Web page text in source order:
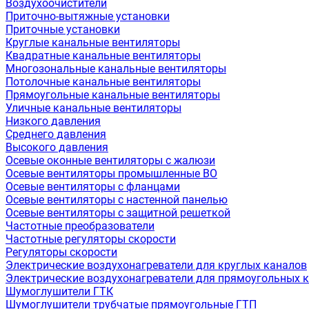
Воздухоочистители
Приточно-вытяжные установки
Приточные установки
Круглые канальные вентиляторы
Квадратные канальные вентиляторы
Многозональные канальные вентиляторы
Потолочные канальные вентиляторы
Прямоугольные канальные вентиляторы
Уличные канальные вентиляторы
Низкого давления
Среднего давления
Высокого давления
Осевые оконные вентиляторы с жалюзи
Осевые вентиляторы промышленные ВО
Осевые вентиляторы с фланцами
Осевые вентиляторы с настенной панелью
Осевые вентиляторы с защитной решеткой
Частотные преобразователи
Частотные регуляторы скорости
Регуляторы скорости
Электрические воздухонагреватели для круглых каналов
Электрические воздухонагреватели для прямоугольных
Шумоглушители ГТК
Шумоглушители трубчатые прямоугольные ГТП